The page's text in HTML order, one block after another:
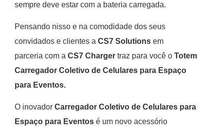
sempre deve estar com a bateria carregada.
Pensando nisso e na comodidade dos seus
convidados e clientes a CS7 Solutions em
parceria com a CS7 Charger traz para você o Totem
Carregador Coletivo de Celulares para Espaço
para Eventos.
O inovador Carregador Coletivo de Celulares para
Espaço para Eventos é um novo acessório